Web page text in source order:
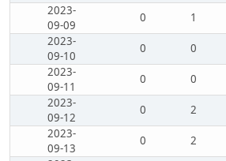
2023-
09-09
0 1
2023-
09-10
0 0
2023-
09-11
0 0
2023-
09-12
0 2
2023-
09-13
0 2